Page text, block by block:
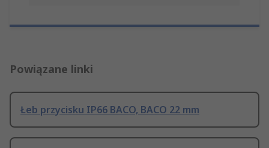
Powiązane linki
Łeb przycisku IP66 BACO, BACO 22 mm